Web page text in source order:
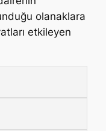
olanaklara
etkileyen